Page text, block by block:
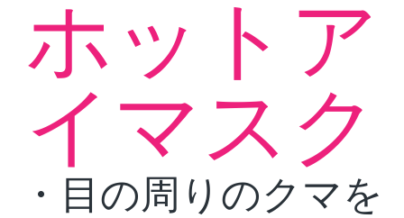
ホットア
イマスク
・目の周りのクマを